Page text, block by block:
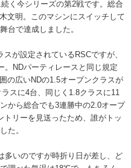
く今シリーズの第2戦です。総合
文明。このマシンにスイッチして
台で達成しました。
が設定されているRSCですが、
。NDパーティレースと同じ規定
の広いNDの1.5オープンクラスが
スに4台、同じく1.8クラスに11
から総合でも3連勝中の2.0オープ
リーを見送ったため、誰がトッ
た。
多いのですが時折り日が差し、ど